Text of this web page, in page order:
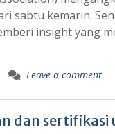
sabtu kemarin.
insight yang
Leave a comment
dan sertifikasi